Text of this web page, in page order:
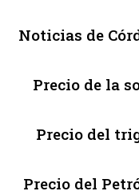
Noticias de
Precio de la
Precio del
Precio del